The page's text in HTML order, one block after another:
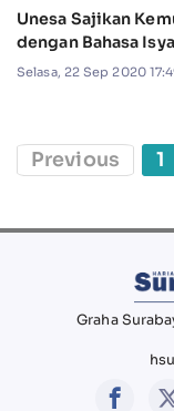
Unesa Sajikan
dengan Bahasa
Selasa, 22 Sep 2020
Previous 1
Graha